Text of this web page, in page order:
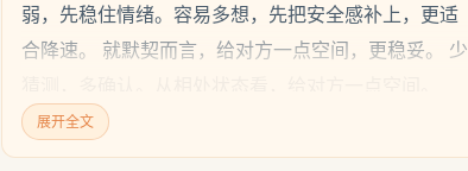
弱，先稳住情绪。容易多想，先把安全感补上，更适
合降速。 就默契而言，给对方一点空间，更稳妥。 少
展开全文